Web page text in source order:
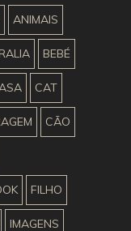
ANIMAIS
BEBÉ
CAT
CÃO
FILHO
IMAGENS